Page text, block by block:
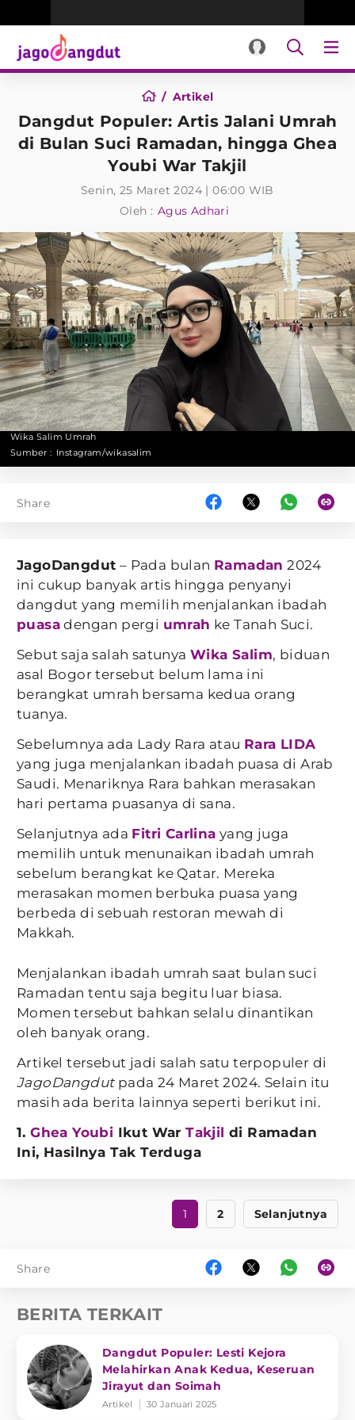
Artikel
Dangdut Populer: Artis Jalani Umrah
di Bulan Suci Ramadan, hingga Ghea
Youbi War Takjil
Senin, 25 Maret 2024 | 06:00 WIB
Oleh : Agus Adhari
Wika Salim Umrah
Sumber : Instagram/wikasalim
Share
JagoDangdut – Pada bulan Ramadan 2024
ini cukup banyak artis hingga penyanyi
dangdut yang memilih menjalankan ibadah
puasa dengan pergi umrah ke Tanah Suci.
Sebut saja salah satunya Wika Salim, biduan
asal Bogor tersebut belum lama ini
berangkat umrah bersama kedua orang
tuanya.
Sebelumnya ada Lady Rara atau Rara LIDA
yang juga menjalankan ibadah puasa di Arab
Saudi. Menariknya Rara bahkan merasakan
hari pertama puasanya di sana.
Selanjutnya ada Fitri Carlina yang juga
memilih untuk menunaikan ibadah umrah
sebelum berangkat ke Qatar. Mereka
merasakan momen berbuka puasa yang
berbeda di sebuah restoran mewah di
Makkah.
Menjalankan ibadah umrah saat bulan suci
Ramadan tentu saja begitu luar biasa.
Momen tersebut bahkan selalu dinantikan
oleh banyak orang.
Artikel tersebut jadi salah satu terpopuler di
JagoDangdutpada 24 Maret 2024. Selain itu
masih ada berita lainnya seperti berikut ini.
1.Ghea Youbi Ikut WarTakjil di Ramadan
Ini, Hasilnya Tak Terduga
1 2 Selanjutnya
Share
BERITA TERKAIT
Dangdut Populer: Lesti Kejora
Melahirkan Anak Kedua, Keseruan
Jirayut dan Soimah
Artikel 30 Januari 2025